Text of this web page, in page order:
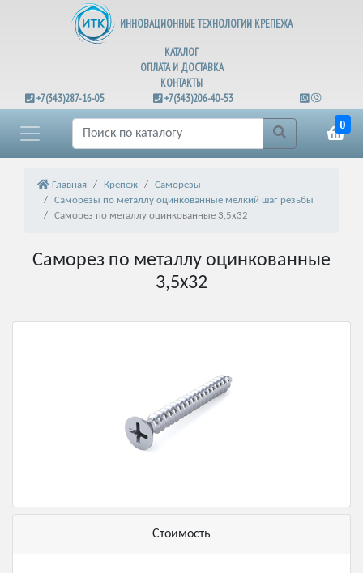
ИННОВАЦИОННЫЕ ТЕХНОЛОГИИ КРЕПЕЖА
КАТАЛОГ
ОПЛАТА И ДОСТАВКА
КОНТАКТЫ
+7(343)287-16-05
+7(343)206-40-53
0
Главная Крепеж
Саморезы
Саморезы по металлу оцинкованные мелкий шаг резьбы
Саморез по металлу оцинкованные 3,5х32
Саморез по металлу оцинкованные
3,5х32
Стоимость